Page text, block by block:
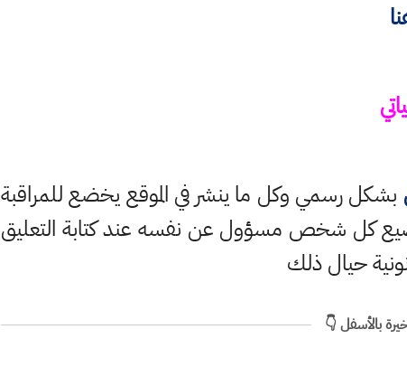
بشكل رسمي وكل ما ينشر في الموقع يخضع للمراقبة
كل شخص مسؤول عن نفسه عند كتابة التعليق
حيال ذلك
بالأسفل 👇